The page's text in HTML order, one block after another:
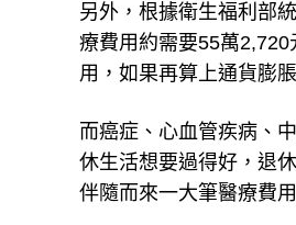
另外，根據衛生福利部
療費用約需要55萬
用，如果再算上通貨膨
而癌症、心血管疾病、
休生活想要過得好，退
伴隨而來一大筆醫療費